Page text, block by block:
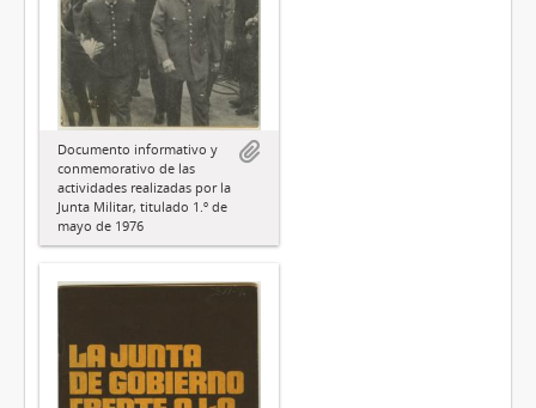
Documento informativo y
conmemorativo de las
actividades realizadas por la
Junta Militar, titulado 1.º de
mayo de 1976